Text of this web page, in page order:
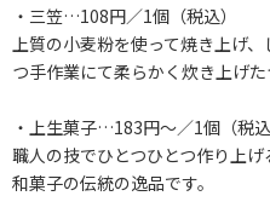
・三笠…108円／1個（税込）
上質の小麦粉を使って焼き上げ
つ手作業にて柔らかく炊き上げた
・上生菓子…183円～／1個（税込
職人の技でひとつひとつ作り上
和菓子の伝統の逸品です。